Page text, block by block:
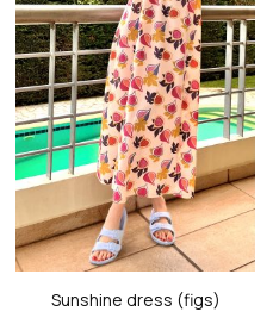
Sunshine dress (figs)